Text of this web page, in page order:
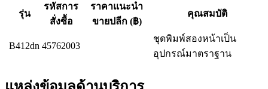
รุ่น
รหัสการ
สั่งซื้อ
ราคาแนะนำ
ขายปลีก (฿)
คุณสมบัติ
B412dn 45762003
ชุดพิมพ์สองหน้าเป็น
อุปกรณ์มาตราฐาน